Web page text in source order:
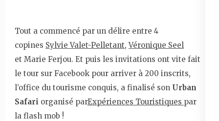
Tout a commencé par un délire entre 4
copines Sylvie Valet-Pelletant,Véronique Seel
et Marie Ferjou. Et puis les invitations ont vite fait
le tour sur Facebook pour arriver à 200 inscrits,
l’office du tourisme conquis, a finalisé son Urban
Safari organisé parExpériences Touristiques par
la flash mob !